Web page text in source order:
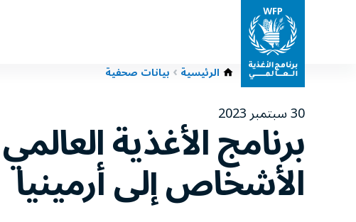
الرئيسية بيانات صحفية
30 سبتمبر 2023
برنامج الأغذية
الأشخاص إلى أرمينيا